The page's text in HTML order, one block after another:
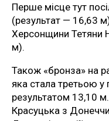
Перше місце тут
(результат — 16,63
Херсонщини Тетяни
м).
Також «бронза» на
яка стала третьою у
результатом 13,10
Красуцька з